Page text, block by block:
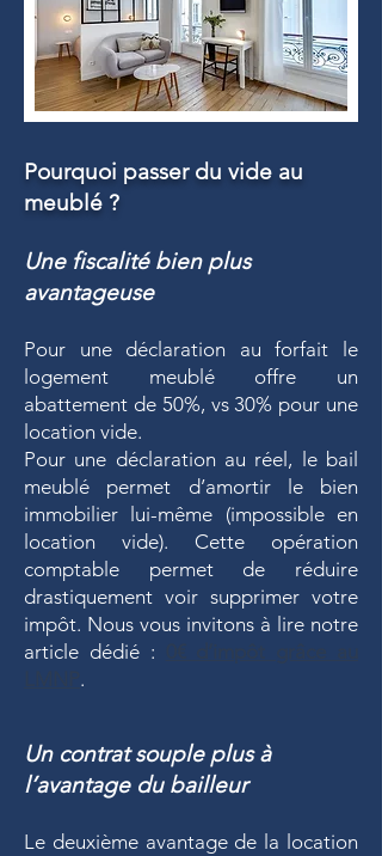
Pourquoi passer du vide au
meublé ?
Une fiscalité bien plus
avantageuse
Pour une déclaration au forfait le
logement meublé offre un
abattement de 50%, vs 30% pour une
location vide.
Pour une déclaration au réel, le bail
meublé permet d’amortir le bien
immobilier lui-même (impossible en
location vide). Cette opération
comptable permet de réduire
drastiquement voir supprimer votre
impôt. Nous vous invitons à lire notre
article dédié :
.
Un contrat souple plus à
l’avantage du bailleur
Le deuxième avantage de la location